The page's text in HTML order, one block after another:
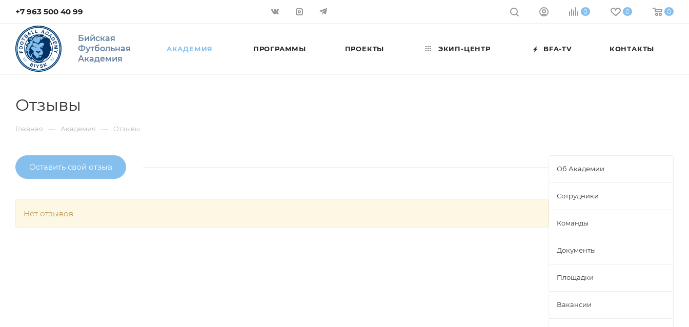
+7 963 500 40 99 0 0 0
Бийская
Футбольная
Академия
АКАДЕМИЯ ПРОГРАММЫ ПРОЕКТЫ ЭКИП-ЦЕНТР BFA-TV КОНТАКТЫ
Отзывы
Главная — Академия — Отзывы
Оставить свой отзыв
Нет отзывов
Об Академии
Сотрудники
Команды
Документы
Площадки
Вакансии